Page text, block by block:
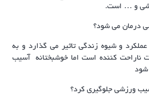
و … است.
و شیوه زندگی تاثیر می گذارد و به
کننده است اما خوشبختانه آسیب
شود